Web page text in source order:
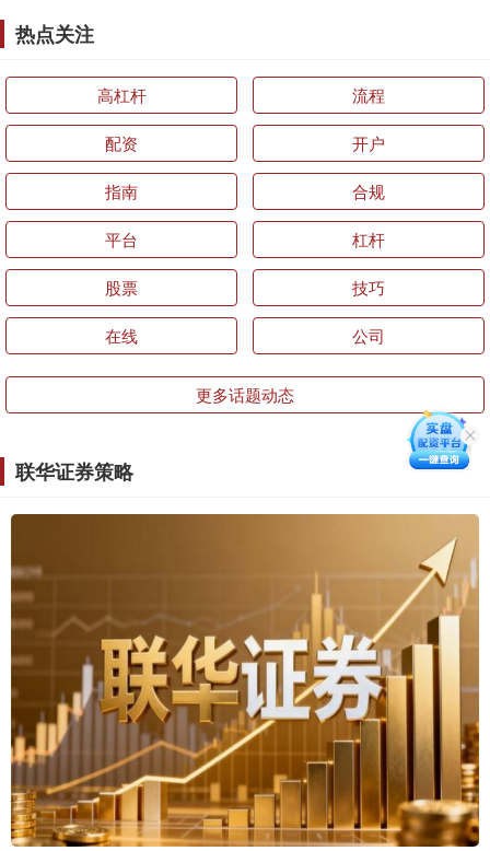
热点关注
高杠杆 流程
配资 开户
指南 合规
平台 杠杆
股票 技巧
在线 公司
更多话题动态
联华证券策略